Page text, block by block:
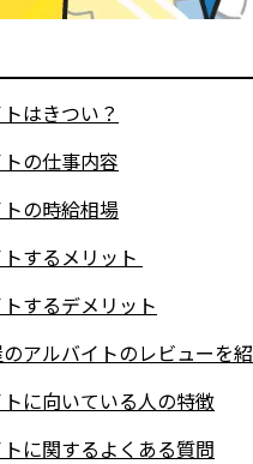
はきつい？
の仕事内容
の時給相場
するメリット
するデメリット
アルバイトのレビューを紹
に向いている人の特徴
に関するよくある質問